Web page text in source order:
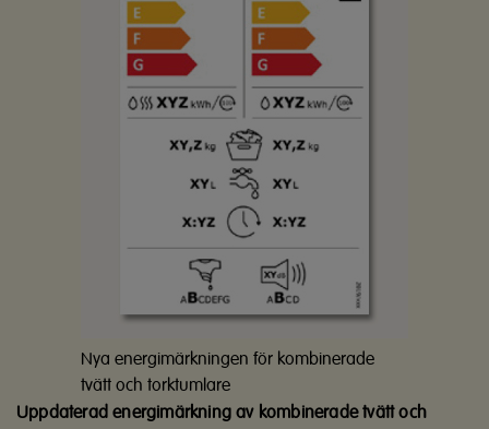
Nya energimärkningen för kombinerade
tvätt och torktumlare
Uppdaterad energimärkning av kombinerade tvätt och